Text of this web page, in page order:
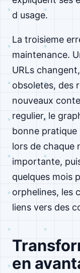
d usage.
La troisieme
maintenance.
URLs
obsoletes, des
nouveaux
regulier, le
bonne pratique
lors de chaque
importante,
quelques mois
orphelines, les
liens vers des
en